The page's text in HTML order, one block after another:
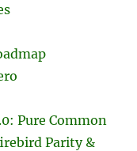
Pure Common
Parity &